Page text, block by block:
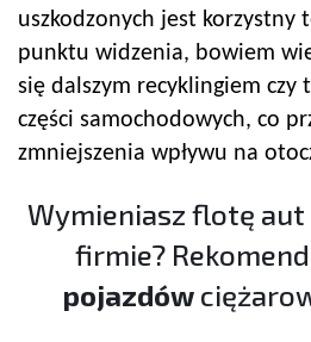
uszkodzonych jest korzystny
punktu widzenia, bowiem
się dalszym recyklingiem czy
części samochodowych, co
zmniejszenia wpływu na
Wymieniasz flotę
firmie?
pojazdów